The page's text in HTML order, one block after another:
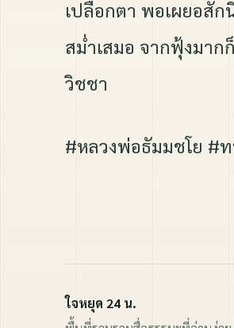
เปลือกตา พอเผยอสัก
สม่ำเสมอ จากฟุ้งมาก
วิชชา
#หลวงพ่อธัมมชโย #
ใจหยุด 24 น.